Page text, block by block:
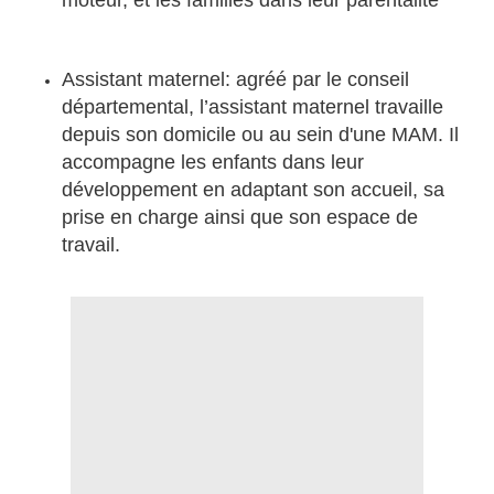
Assistant maternel: agréé par le conseil
départemental, l’assistant maternel travaille
depuis son domicile ou au sein d'une MAM. Il
accompagne les enfants dans leur
développement en adaptant son accueil, sa
prise en charge ainsi que son espace de
travail.